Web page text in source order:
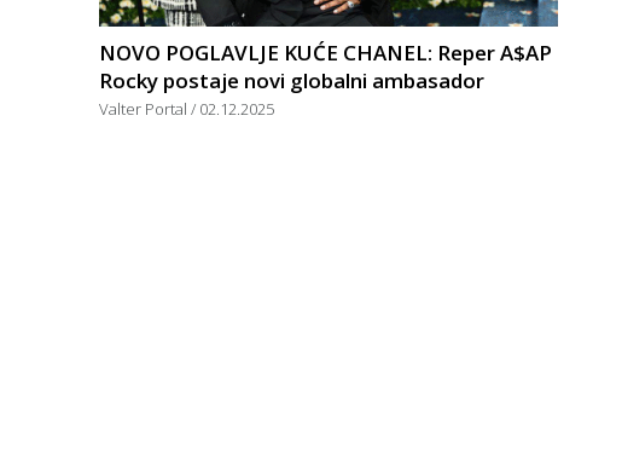
NOVO POGLAVLJE KUĆE CHANEL: Reper A$AP
Rocky postaje novi globalni ambasador
Valter Portal 02.12.2025